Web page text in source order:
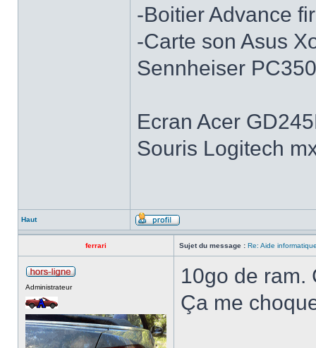
-Boitier Advance
-Carte son Asus
Sennheiser PC350
Ecran Acer
Souris Logitech
Haut
ferrari Sujet du message : Re: Aide
Administrateur
10go de ram.
Ça me